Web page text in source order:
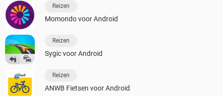
Reizen
Momondo voor Android
Reizen
Sygic voor Android
Reizen
ANWB Fietsen voor Android